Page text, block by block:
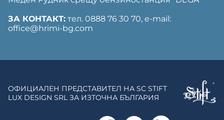
ЗА КОНТАКТ: тел. 0888 76 30 70, е-mail:
office@hrimi-bg.com
ОФИЦИАЛЕН ПРЕДСТАВИТЕЛ НА SC STIFT
LUX DESIGN SRL ЗА ИЗТОЧНА БЪЛГАРИЯ